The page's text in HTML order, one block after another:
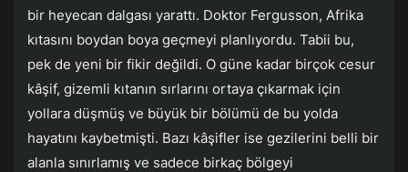
bir heyecan dalgası yarattı. Doktor Fergusson, Afrika
kıtasını boydan boya geçmeyi planlıyordu. Tabii bu,
pek de yeni bir fikir değildi. O güne kadar birçok cesur
kâşif, gizemli kıtanın sırlarını ortaya çıkarmak için
yollara düşmüş ve büyük bir bölümü de bu yolda
hayatını kaybetmişti. Bazı kâşifler ise gezilerini belli bir
alanla sınırlamış ve sadece birkaç bölgeyi